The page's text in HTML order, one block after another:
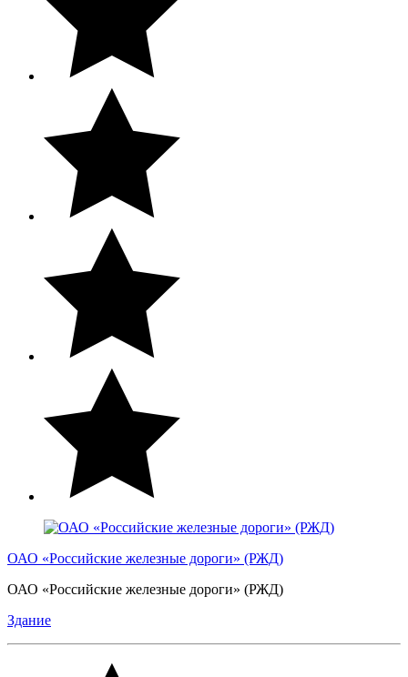
ОАО «Российские железные дороги» (РЖД)
ОАО «Российские железные дороги» (РЖД)
Здание